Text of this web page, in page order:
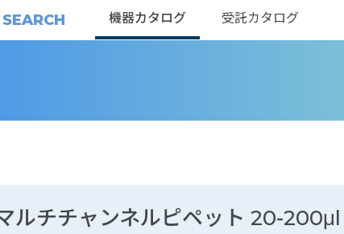
機器カタログ 受託カタログ
チチャンネルピペット 20-200μl